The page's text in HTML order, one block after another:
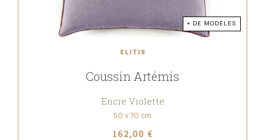
+ DE MODÈLES
ELITIS
Coussin Artémis
Encre Violette
50 x 70 cm
162,00 €